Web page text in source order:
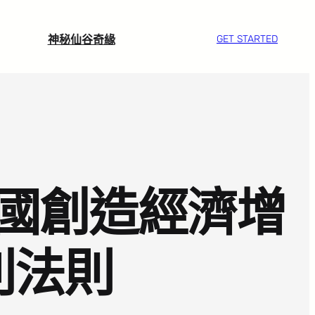
神秘仙谷奇緣 GET STARTED
創造經濟增
則